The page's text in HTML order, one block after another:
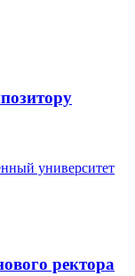
университет
ректора